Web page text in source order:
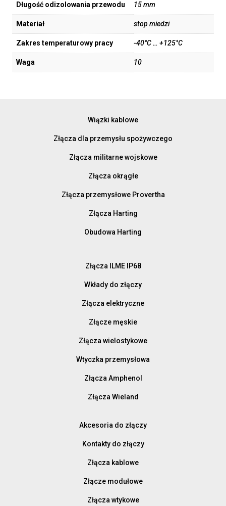
Długość odizolowania przewodu 15 mm
Materiał stop miedzi
Zakres temperaturowy pracy -40°C … +125°C
Waga 10
Wiązki kablowe
Złącza dla przemysłu spożywczego
Złącza militarne wojskowe
Złącza okrągłe
Złącza przemysłowe Provertha
Złącza Harting
Obudowa Harting
Złącza ILME IP68
Wkłady do złączy
Złącza elektryczne
Złącze męskie
Złącza wielostykowe
Wtyczka przemysłowa
Złącza Amphenol
Złącza Wieland
Akcesoria do złączy
Kontakty do złączy
Złącza kablowe
Złącze modułowe
Złącza wtykowe